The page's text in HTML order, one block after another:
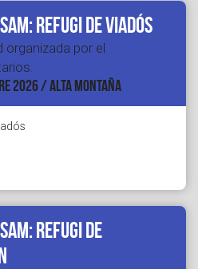
Refugi de Viadós
por el
2026 / ALTA MONTAÑA
Refugi de